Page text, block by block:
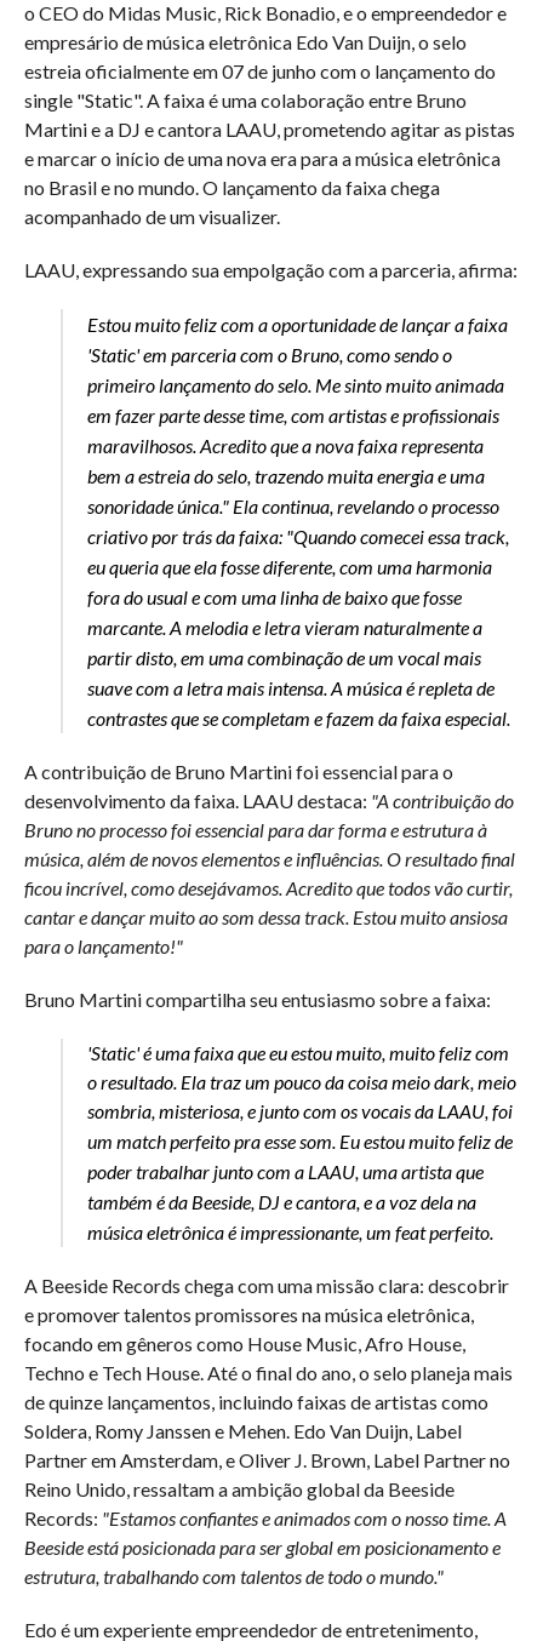
o CEO do Midas Music, Rick Bonadio, e o empreendedor e
empresário de música eletrônica Edo Van Duijn, o selo
estreia oficialmente em 07 de junho com o lançamento do
single "Static". A faixa é uma colaboração entre Bruno
Martini e a DJ e cantora LAAU, prometendo agitar as pistas
e marcar o início de uma nova era para a música eletrônica
no Brasil e no mundo.O lançamento da faixa chega
acompanhado de um visualizer.
LAAU, expressando sua empolgação com a parceria, afirma:
Estou muito feliz com a oportunidade de lançar a faixa
'Static' em parceria com o Bruno, como sendo o
primeiro lançamento do selo. Me sinto muito animada
em fazer parte desse time, com artistas e profissionais
maravilhosos. Acredito que a nova faixa representa
bem a estreia do selo, trazendo muita energia e uma
sonoridade única." Ela continua, revelando o processo
criativo por trás da faixa: "Quando comecei essa track,
eu queria que ela fosse diferente, com uma harmonia
fora do usual e com uma linha de baixo que fosse
marcante. A melodia e letra vieram naturalmente a
partir disto, em uma combinação de um vocal mais
suave com a letra mais intensa. A música é repleta de
contrastes que se completam e fazem da faixa especial.
A contribuição de Bruno Martini foi essencial para o
desenvolvimento da faixa. LAAU destaca: "A contribuição do
Bruno no processo foi essencial para dar forma e estrutura à
música, além de novos elementos e influências. O resultado final
ficou incrível, como desejávamos. Acredito que todos vão curtir,
cantar e dançar muito ao som dessa track. Estou muito ansiosa
para o lançamento!"
Bruno Martini compartilha seu entusiasmo sobre a faixa:
'Static' é uma faixa que eu estou muito, muito feliz com
o resultado. Ela traz um pouco da coisa meio dark, meio
sombria, misteriosa, e junto com os vocais da LAAU, foi
um match perfeito pra esse som. Eu estou muito feliz de
poder trabalhar junto com a LAAU, uma artista que
também é da Beeside, DJ e cantora, e a voz dela na
música eletrônica é impressionante, um feat perfeito.
A Beeside Records chega com uma missão clara: descobrir
e promover talentos promissores na música eletrônica,
focando em gêneros como House Music, Afro House,
Techno e Tech House. Até o final do ano, o selo planeja mais
de quinze lançamentos, incluindo faixas de artistas como
Soldera, Romy Janssen e Mehen. Edo Van Duijn, Label
Partner em Amsterdam, e Oliver J. Brown, Label Partner no
Reino Unido, ressaltam a ambição global da Beeside
Records: "Estamos confiantes e animados com o nosso time. A
Beeside está posicionada para ser global em posicionamento e
estrutura, trabalhando com talentos de todo o mundo."
Edo é um experiente empreendedor de entretenimento,